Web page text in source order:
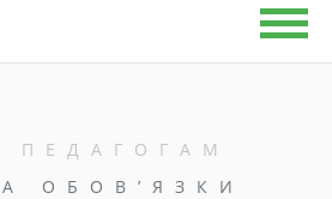
ПЕДАГОГАМ
ОБОВ’ЯЗКИ